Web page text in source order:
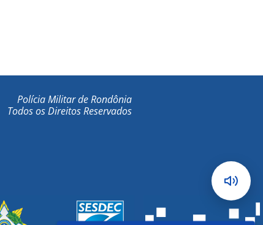
Polícia Militar de Rondônia
Todos os Direitos Reservados